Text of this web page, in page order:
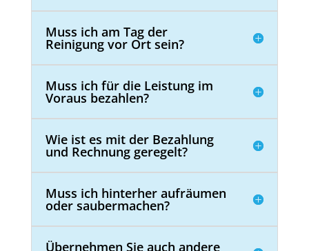
Muss ich am Tag der
Reinigung vor Ort sein?
Muss ich für die Leistung im
Voraus bezahlen?
Wie ist es mit der Bezahlung
und Rechnung geregelt?
Muss ich hinterher aufräumen
oder saubermachen?
Übernehmen Sie auch andere